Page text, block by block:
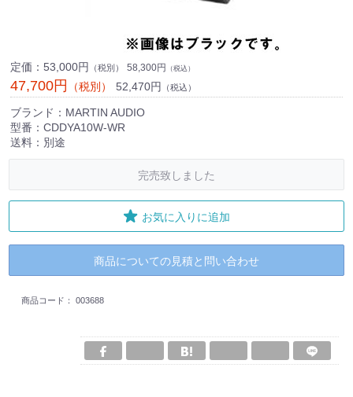
定価： 53,000円 （税別） 58,300円 （税込）
47,700円 （税別） 52,470円 （税込）
ブランド：MARTIN AUDIO
型番：CDDYA10W-WR
送料：別途
完売致しました
お気に入りに追加
商品についての見積と問い合わせ
商品コード： 003688